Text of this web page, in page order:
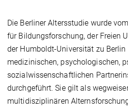
Die Berliner Altersstudie wurde
für Bildungsforschung, der Freien
der Humboldt-Universität zu
medizinischen, psychologischen,
sozialwissenschaftlichen
durchgeführt. Sie gilt als
multidisziplinären